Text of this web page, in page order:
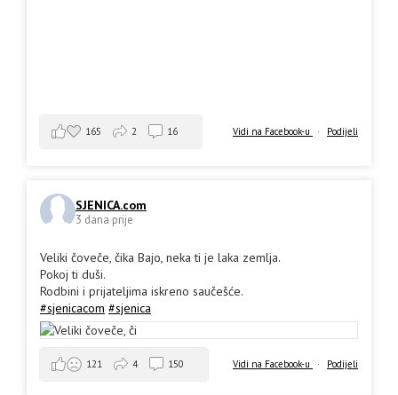
Vidi na Facebook-u · Podijeli
165 2 16
SJENICA.com
3 dana prije
Veliki čoveče, čika Bajo, neka ti je laka zemlja.
Pokoj ti duši.
Rodbini i prijateljima iskreno saučešće.
#sjenicacom #sjenica
Vidi na Facebook-u · Podijeli
121 4 150